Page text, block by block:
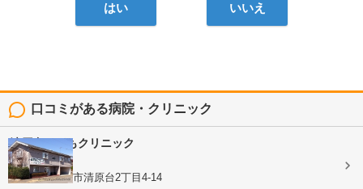
はい いいえ
口コミがある病院・クリニック
清原台こどもクリニック
内科, 小児科
栃木県宇都宮市清原台2丁目4-14